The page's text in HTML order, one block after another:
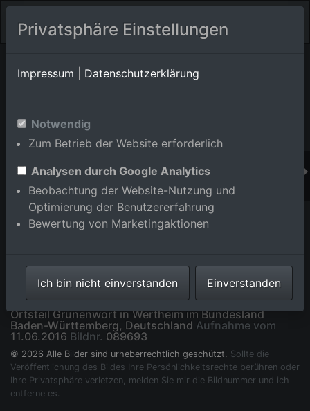
Orts-Album von Wertheim/Grünenwört
Württemberg,Deutschland
Im Shop bestellen
Dorfkern an den Fluß- Uferbereichen des Main im
Ortsteil Grünenwört in Wertheim im Bundesland
Baden-Württemberg, Deutschland Aufnahme vom
11.06.2016 Bildnr. 089693
© 2026 Alle Bilder sind urheberrechtlich geschützt. Sollte die
Veröffentlichung des Bildes Ihre Persönlichkeitsrechte berühren oder
Ihre Privatsphäre verletzen, melden Sie mir die Bildnummer und ich
entferne es.
Privatsphäre Einstellungen
Impressum Datenschutzerklärung
Notwendig
Zum Betrieb der Website erforderlich
Analysen durch Google Analytics
Beobachtung der Website-Nutzung und
Optimierung der Benutzererfahrung
Bewertung von Marketingaktionen
Ich bin nicht einverstanden Einverstanden